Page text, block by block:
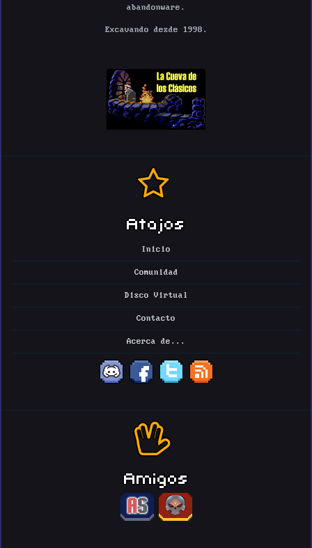
abandonware.
Excavando desde 1998.
Atajos
Inicio
Comunidad
Disco Virtual
Contacto
Acerca de...
Amigos